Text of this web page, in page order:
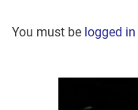
You must be logged in